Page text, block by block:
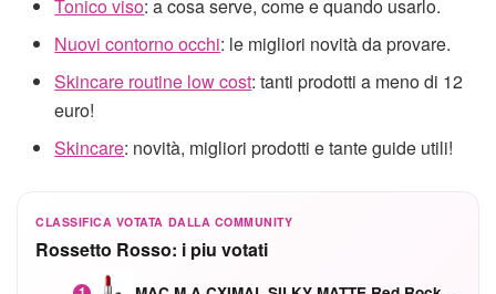
Tonico viso: a cosa serve, come e quando usarlo.
Nuovi contorno occhi: le migliori novità da provare.
Skincare routine low cost: tanti prodotti a meno di 12
euro!
Skincare: novità, migliori prodotti e tante guide utili!
CLASSIFICA VOTATA DALLA COMMUNITY
Rossetto Rosso: i piu votati